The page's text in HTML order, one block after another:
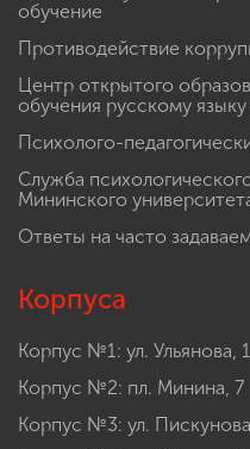
Меры поддержки для
Целевое обучение и
обучение
Противодействие
Центр открытого
обучения русскому языку
Психолого-
Ответы на часто
Корпуса
Корпус №1: ул. Ульянова, 1